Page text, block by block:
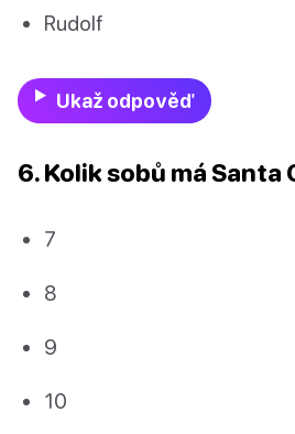
Rudolf
Ukaž odpověď
6. Kolik sobů má Santa
7
8
9
10